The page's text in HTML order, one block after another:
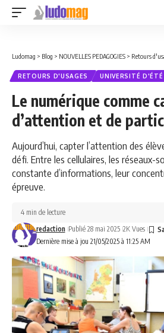
Ludomag > Blog > NOUVELLES PEDAGOGIES > Retours
RETOURS D'USAGES UNIVERSITÉ D'ÉTÉ
Le numérique comme
d’attention et de
Aujourd’hui, capter l’attention des
défi. Entre les cellulaires, les réseaux-
constante d’informations, leur
épreuve.
Dernière mise à jou 21/05/2025 à 11:25 AM
redaction Publié 28 mai 2025 2K Vues
4 min de lecture